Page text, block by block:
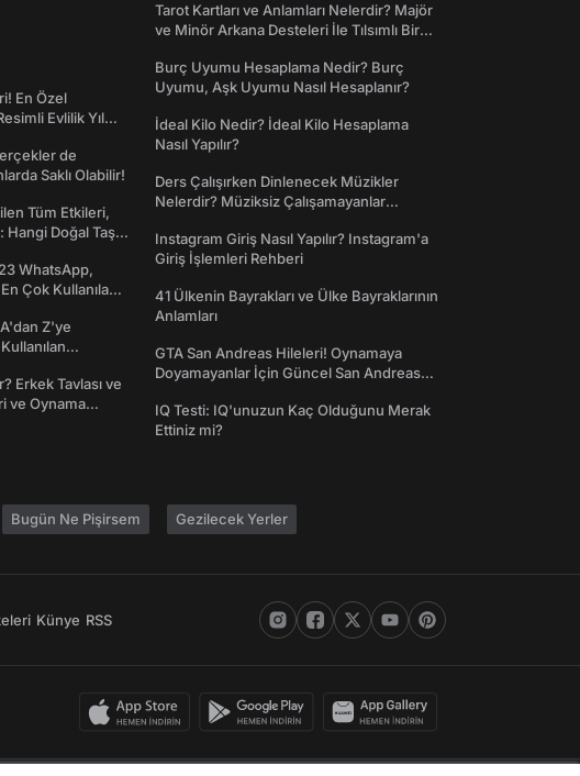
En Özel
Evlilik Yıl
de
Saklı Olabilir!
Tüm Etkileri,
Hangi Doğal Taş
WhatsApp,
Çok Kullanılan
Z'ye
Erkek Tavlası ve
ve Oynama
Tarot Kartları ve Anlamları Nelerdir? Majör
ve Minör Arkana Desteleri İle Tılsımlı Bir
Burç Uyumu Hesaplama Nedir? Burç
Uyumu, Aşk Uyumu Nasıl Hesaplanır?
İdeal Kilo Nedir? İdeal Kilo Hesaplama
Nasıl Yapılır?
Ders Çalışırken Dinlenecek Müzikler
Nelerdir? Müziksiz Çalışamayanlar
Instagram Giriş Nasıl Yapılır? Instagram'a
Giriş İşlemleri Rehberi
41 Ülkenin Bayrakları ve Ülke Bayraklarının
Anlamları
GTA San Andreas Hileleri! Oynamaya
Doyamayanlar İçin Güncel San Andreas
IQ Testi: IQ'unuzun Kaç Olduğunu Merak
Ettiniz mi?
Bugün Ne Pişirsem Gezilecek Yerler
Künye RSS